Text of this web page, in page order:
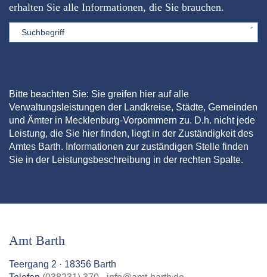
erhalten Sie alle Informationen, die Sie brauchen.
Sword
Bitte beachten Sie: Sie greifen hier auf alle
Verwaltungsleistungen der Landkreise, Städte, Gemeinden
und Ämter in Mecklenburg-Vorpommern zu. D.h. nicht jede
Leistung, die Sie hier finden, liegt in der Zuständigkeit des
Amtes Barth. Informationen zur zuständigen Stelle finden
Sie in der Leistungsbeschreibung in der rechten Spalte.
Amt Barth
Teergang 2 · 18356 Barth
.